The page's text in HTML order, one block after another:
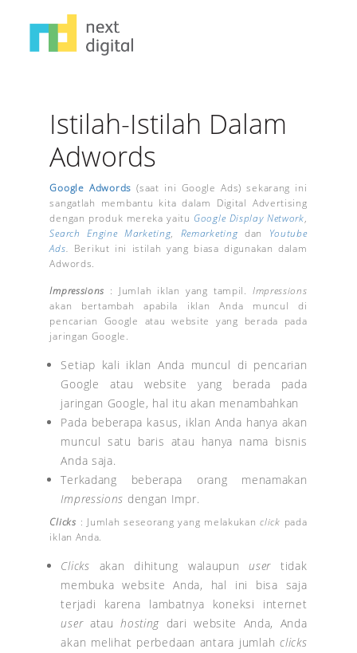
Istilah-Istilah Dalam
Adwords
Google Adwords (saat ini Google Ads) sekarang ini
sangatlah membantu kita dalam Digital Advertising
dengan produk mereka yaitu Google Display Network,
Search Engine Marketing, Remarketingdan Youtube
Ads. Berikut ini istilah yang biasa digunakan dalam
Adwords.
Impressions : Jumlah iklan yang tampil. Impressions
akan bertambah apabila iklan Anda muncul di
pencarian Google atau website yang berada pada
jaringan Google.
Setiap kali iklan Anda muncul di pencarian
Google atau website yang berada pada
jaringan Google, hal itu akan menambahkan
Pada beberapa kasus, iklan Anda hanya akan
muncul satu baris atau hanya nama bisnis
Anda saja.
Terkadang beberapa orang menamakan
Impressions dengan Impr.
Clicks : Jumlah seseorang yang melakukanclick pada
iklan Anda.
Clicks akan dihitung walaupunuser tidak
membuka website Anda, hal ini bisa saja
terjadi karena lambatnya koneksi internet
useratauhosting dari website Anda, Anda
akan melihat perbedaan antara jumlahclicks